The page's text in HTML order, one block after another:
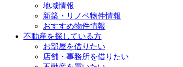
地域情報
新築・リノベ物件情報
おすすめ物件情報
不動産を探している方
お部屋を借りたい
店舗・事務所を借りたい